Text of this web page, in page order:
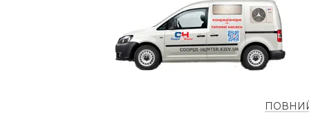
63 дБ
ПЛОЩА ПРИМІЩЕННЯ 22 м²
РІВЕНЬ ШУМУ
ПЛОЩА